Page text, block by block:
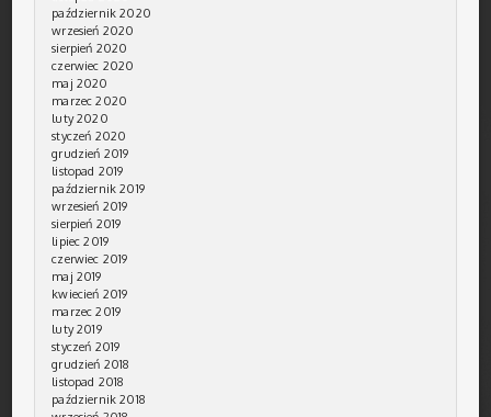
październik 2020
wrzesień 2020
sierpień 2020
czerwiec 2020
maj 2020
marzec 2020
luty 2020
styczeń 2020
grudzień 2019
listopad 2019
październik 2019
wrzesień 2019
sierpień 2019
lipiec 2019
czerwiec 2019
maj 2019
kwiecień 2019
marzec 2019
luty 2019
styczeń 2019
grudzień 2018
listopad 2018
październik 2018